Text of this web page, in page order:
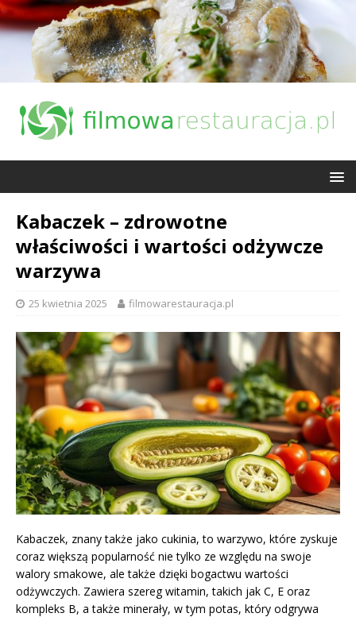
Kabaczek – zdrowotne
właściwości i wartości odżywcze
warzywa
25 kwietnia 2025 filmowarestauracja.pl
Kabaczek, znany także jako cukinia, to warzywo, które zyskuje
coraz większą popularność nie tylko ze względu na swoje
walory smakowe, ale także dzięki bogactwu wartości
odżywczych. Zawiera szereg witamin, takich jak C, E oraz
kompleks B, a także minerały, w tym potas, który odgrywa